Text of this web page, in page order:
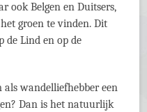
ook Belgen en Duitsers,
groen te vinden. Dit
de Lind en op de
wandelliefhebber een
Dan is het natuurlijk